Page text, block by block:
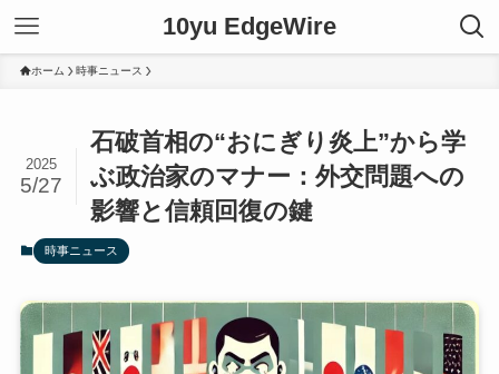
10yu EdgeWire
ホーム 時事ニュース
石破首相の“おにぎり炎上”から学
ぶ政治家のマナー：外交問題への
影響と信頼回復の鍵
2025
5/27
時事ニュース